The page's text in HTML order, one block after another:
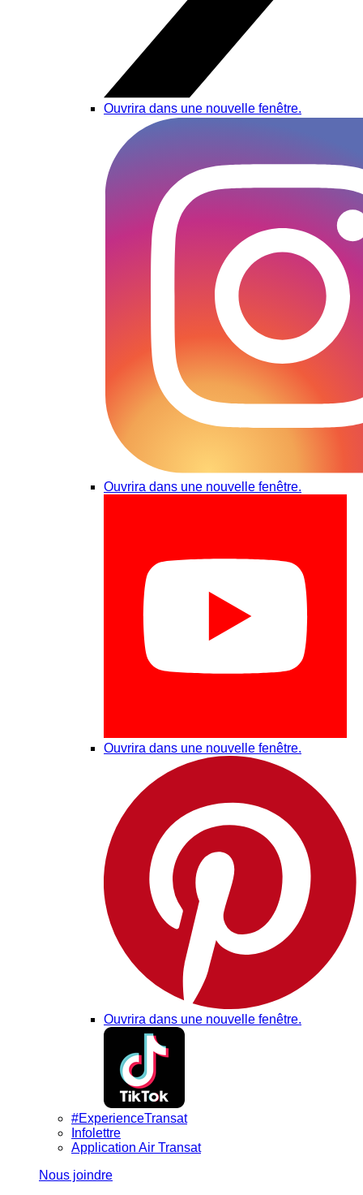
Ouvrira dans une nouvelle fenêtre.
Ouvrira dans une nouvelle fenêtre.
Ouvrira dans une nouvelle fenêtre.
Ouvrira dans une nouvelle fenêtre.
#ExperienceTransat
Infolettre
Application Air Transat
Nous joindre